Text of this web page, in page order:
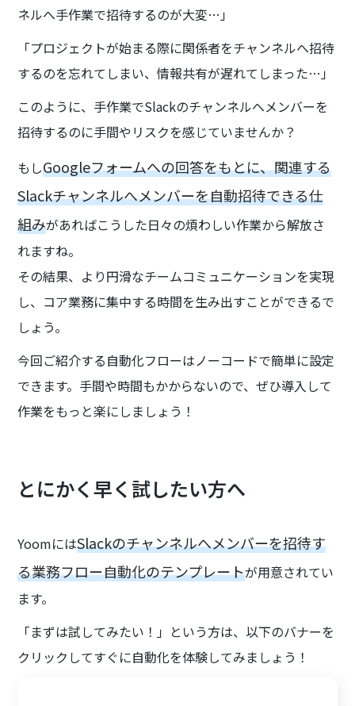
ネルへ手作業で招待するのが大変…」
「プロジェクトが始まる際に関係者をチャンネルへ招待
するのを忘れてしまい、情報共有が遅れてしまった…」
このように、手作業でSlackのチャンネルへメンバーを
招待するのに手間やリスクを感じていませんか？
もしGoogleフォームへの回答をもとに、関連する
Slackチャンネルへメンバーを自動招待できる仕
組みがあればこうした日々の煩わしい作業から解放さ
れますね。
その結果、より円滑なチームコミュニケーションを実現
し、コア業務に集中する時間を生み出すことができるで
しょう。
今回ご紹介する自動化フローはノーコードで簡単に設定
できます。手間や時間もかからないので、ぜひ導入して
作業をもっと楽にしましょう！
とにかく早く試したい方へ
YoomにはSlackのチャンネルへメンバーを招待す
る業務フロー自動化のテンプレートが用意されてい
ます。
「まずは試してみたい！」という方は、以下のバナーを
クリックしてすぐに自動化を体験してみましょう！